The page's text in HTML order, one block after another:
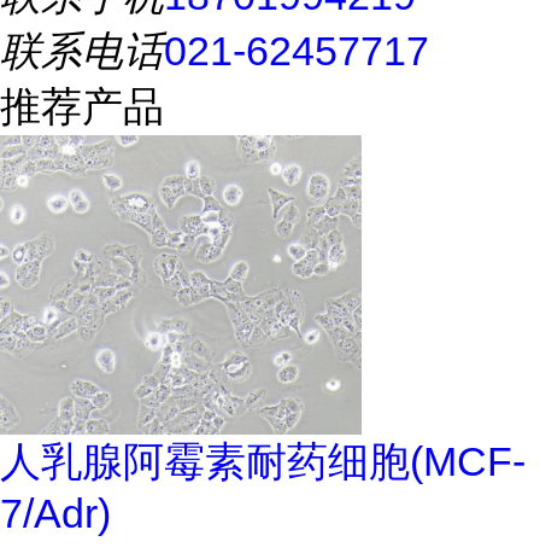
联系电话021-62457717
推荐产品
人乳腺阿霉素耐药细胞(MCF-
7/Adr)